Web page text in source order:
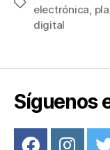
b
o
k
Etiquetas
electrónica,
digital
Síguenos